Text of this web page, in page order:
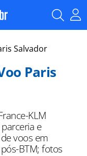
Salvador
Paris
KLM
e
voos em
BTM; fotos